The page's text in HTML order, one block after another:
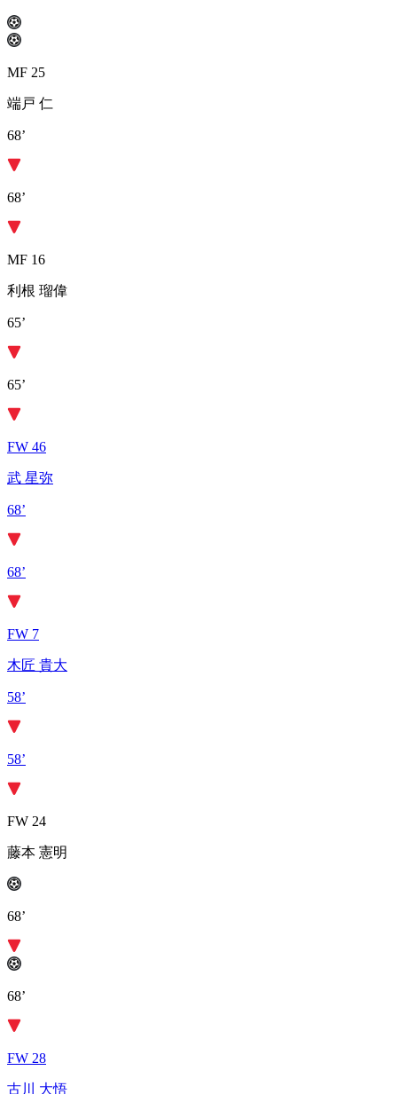
MF 25
端戸 仁
68’
68’
MF 16
利根 瑠偉
65’
65’
FW 46
武 星弥
68’
68’
FW 7
木匠 貴大
58’
58’
FW 24
藤本 憲明
68’
68’
FW 28
古川 大悟